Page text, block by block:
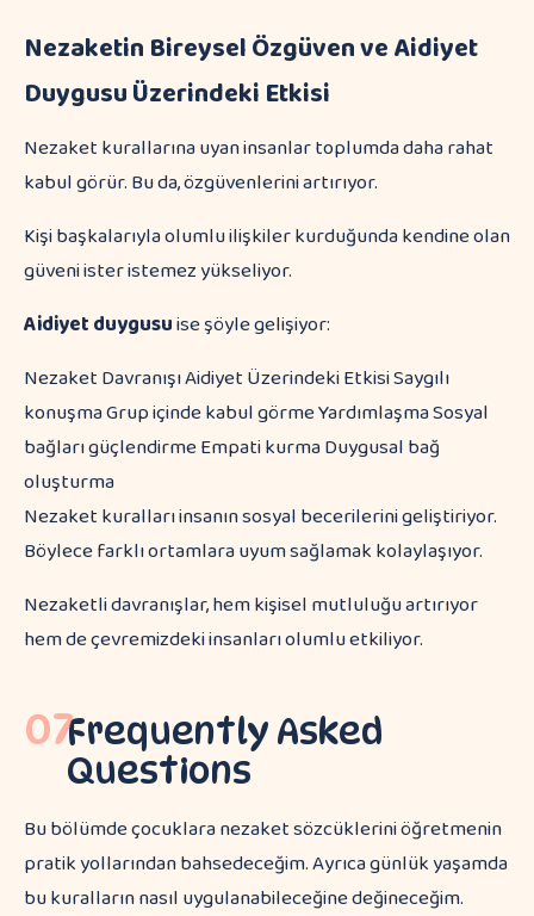
Nezaketin Bireysel Özgüven ve Aidiyet
Duygusu Üzerindeki Etkisi
Nezaket kurallarına uyan insanlar toplumda daha rahat
kabul görür. Bu da, özgüvenlerini artırıyor.
Kişi başkalarıyla olumlu ilişkiler kurduğunda kendine olan
güveni ister istemez yükseliyor.
Aidiyet duygusuise şöyle gelişiyor:
Nezaket Davranışı Aidiyet Üzerindeki Etkisi Saygılı
konuşma Grup içinde kabul görme Yardımlaşma Sosyal
bağları güçlendirme Empati kurma Duygusal bağ
oluşturma
Nezaket kuralları insanın sosyal becerilerini geliştiriyor.
Böylece farklı ortamlara uyum sağlamak kolaylaşıyor.
Nezaketli davranışlar, hem kişisel mutluluğu artırıyor
hem de çevremizdeki insanları olumlu etkiliyor.
07Frequently Asked
Questions
Bu bölümde çocuklara nezaket sözcüklerini öğretmenin
pratik yollarından bahsedeceğim. Ayrıca günlük yaşamda
bu kuralların nasıl uygulanabileceğine değineceğim.